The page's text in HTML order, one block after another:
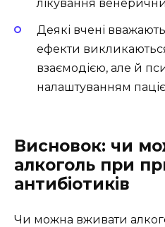
лікування
Деякі вчені
ефекти
взаємодією, але й
налаштуванням
Висновок: чи
алкоголь при
антибіотиків
Чи можна вживати